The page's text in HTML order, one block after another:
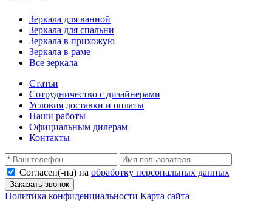
Зеркала для ванной
Зеркала для спальни
Зеркала в прихожую
Зеркала в раме
Все зеркала
Статьи
Сотрудничество с дизайнерами
Условия доставки и оплаты
Наши работы
Официальным дилерам
Контакты
Согласен(-на) на обработку персональных данных
Заказать звонок
Политика конфиденциальности Карта сайта